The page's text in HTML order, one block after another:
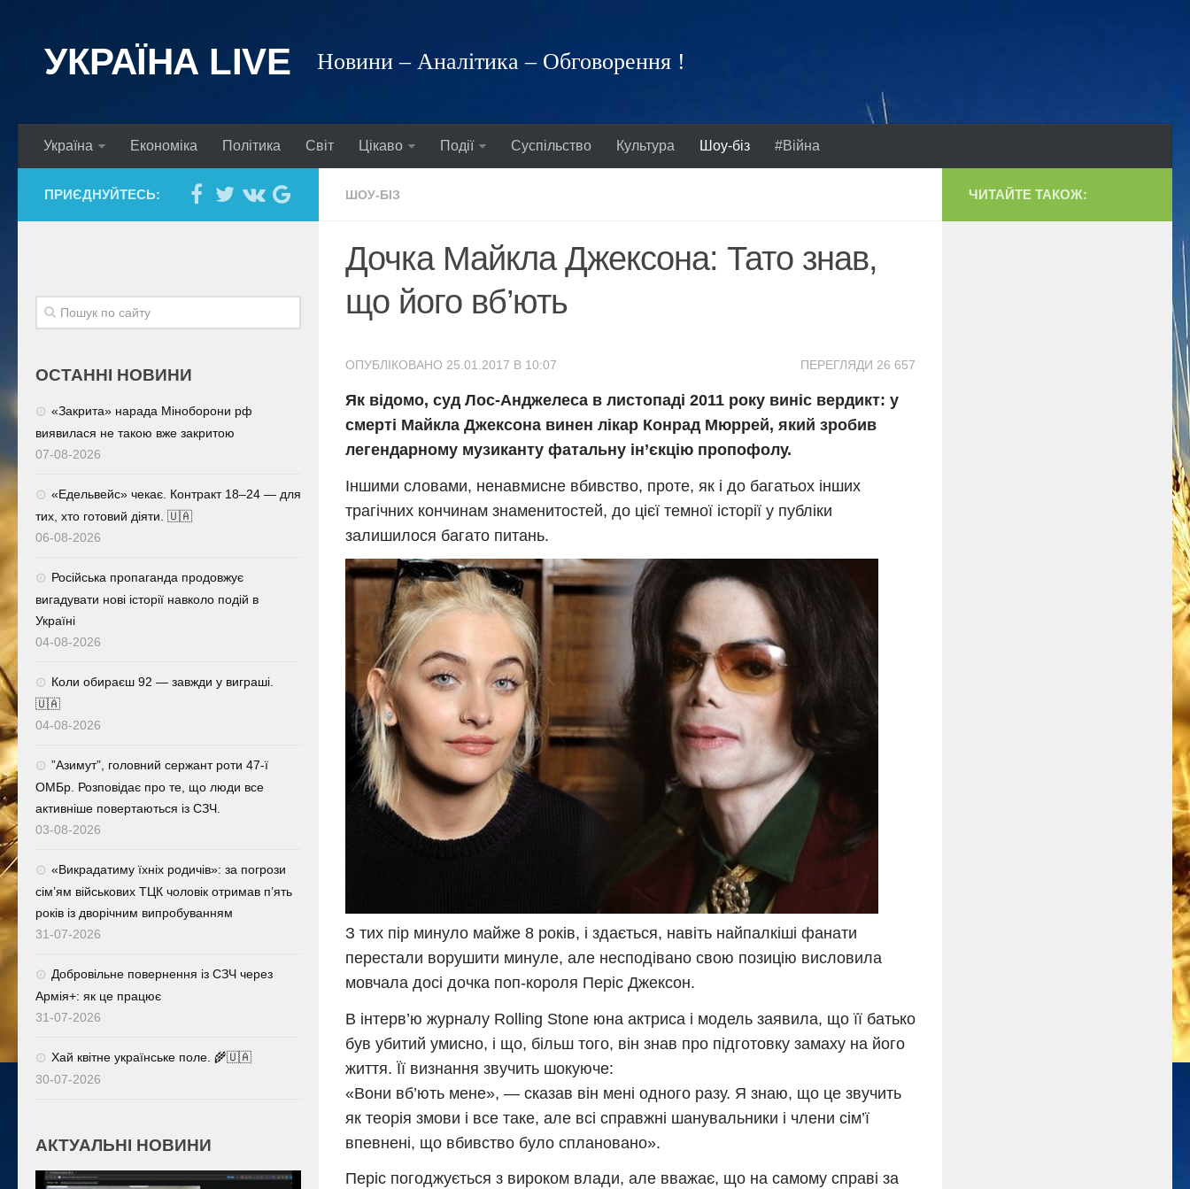
УКРАЇНА LIVE Новини – Аналітика – Обговорення !
Україна Економіка Політика Світ Цікаво Події Суспільство Культура Шоу-біз #Війна
ШОУ-БІЗ
Дочка Майкла Джексона: Тато знав,
що його вб’ють
ПЕРЕГЛЯДИ 26 657
ОПУБЛІКОВАНО 25.01.2017 В 10:07
Як відомо, суд Лос-Анджелеса в листопаді 2011 року виніс вердикт: у
смерті Майкла Джексона винен лікар Конрад Мюррей, який зробив
легендарному музиканту фатальну ін’єкцію пропофолу.
Іншими словами, ненавмисне вбивство, проте, як і до багатьох інших
трагічних кончинам знаменитостей, до цієї темної історії у публіки
залишилося багато питань.
З тих пір минуло майже 8 років, і здається, навіть найпалкіші фанати
перестали ворушити минуле, але несподівано свою позицію висловила
мовчала досі дочка поп-короля Періс Джексон.
В інтерв’ю журналу Rolling Stone юна актриса і модель заявила, що її батько
був убитий умисно, і що, більш того, він знав про підготовку замаху на його
життя. Її визнання звучить шокуюче:
«Вони вб’ють мене», — сказав він мені одного разу. Я знаю, що це звучить
як теорія змови і все таке, але всі справжні шанувальники і члени сім’ї
впевнені, що вбивство було сплановано».
Періс погоджується з вироком влади, але вважає, що на самому справі за
ПРИЄДНУЙТЕСЬ:
ОСТАННІ НОВИНИ
«Закрита» нарада Міноборони рф
виявилася не такою вже закритою
07-08-2026
«Едельвейс» чекає. Контракт 18–24 — для
тих, хто готовий діяти. 🇺🇦
06-08-2026
Російська пропаганда продовжує
вигадувати нові історії навколо подій в
Україні
04-08-2026
Коли обираєш 92 — завжди у виграші.
🇺🇦
04-08-2026
⁨”Азимут”, головний сержант роти 47-ї
ОМБр. Розповідає про те, що люди все
активніше повертаються із СЗЧ.
03-08-2026
«Викрадатиму їхніх родичів»: за погрози
сім’ям військових ТЦК чоловік отримав п’ять
років із дворічним випробуванням
31-07-2026
Добровільне повернення із СЗЧ через
Армія+: як це працює
31-07-2026
Хай квітне українське поле. 🌾🇺🇦
30-07-2026
АКТУАЛЬНІ НОВИНИ
ЧИТАЙТЕ ТАКОЖ: